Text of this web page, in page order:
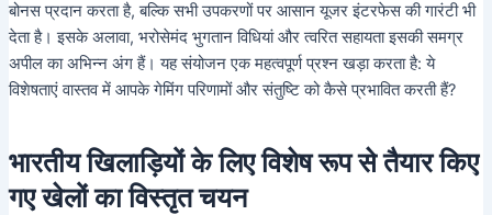
बोनस प्रदान करता है, बल्कि सभी उपकरणों पर आसान यूजर इंटरफेस की गारंटी भी
देता है। इसके अलावा, भरोसेमंद भुगतान विधियां और त्वरित सहायता इसकी समग्र
अपील का अभिन्न अंग हैं। यह संयोजन एक महत्वपूर्ण प्रश्न खड़ा करता है: ये
विशेषताएं वास्तव में आपके गेमिंग परिणामों और संतुष्टि को कैसे प्रभावित करती हैं?
भारतीय खिलाड़ियों के लिए विशेष रूप से तैयार किए
गए खेलों का विस्तृत चयन